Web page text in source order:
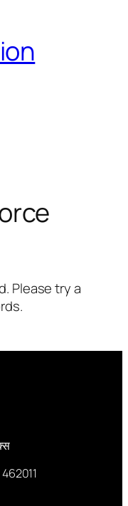
Please try a
462011